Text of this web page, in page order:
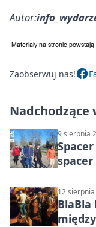
Autor:
Zaobserwuj nas!
Nadchodzące
9 sierpnia
spacer
12
BlaBla